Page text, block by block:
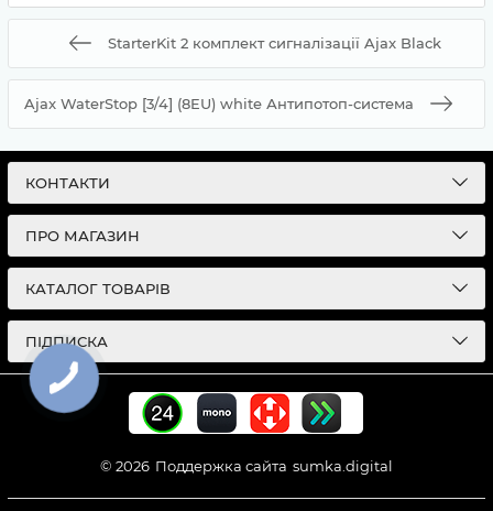
StarterKit 2 комплект сигналізації Ajax Black
Ajax WaterStop [3/4] (8EU) white Антипотоп-система
КОНТАКТИ
ПРО МАГАЗИН
КАТАЛОГ ТОВАРІВ
ПІДПИСКА
© 2026 Поддержка сайта sumka.digital